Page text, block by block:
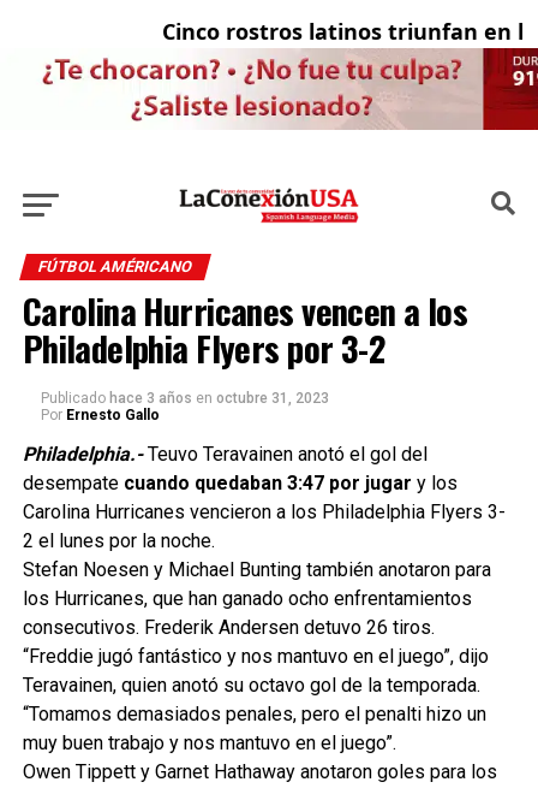
Cinco rostros latinos triunfan en la
FÚTBOL AMÉRICANO
Carolina Hurricanes vencen a los
Philadelphia Flyers por 3-2
Publicado hace 3 años en octubre 31, 2023
Por Ernesto Gallo
Philadelphia.-Teuvo Teravainen anotó el gol del
desempate cuando quedaban 3:47 por jugar y los
Carolina Hurricanes vencieron a los Philadelphia Flyers 3-
2 el lunes por la noche.
Stefan Noesen y Michael Bunting también anotaron para
los Hurricanes, que han ganado ocho enfrentamientos
consecutivos. Frederik Andersen detuvo 26 tiros.
“Freddie jugó fantástico y nos mantuvo en el juego”, dijo
Teravainen, quien anotó su octavo gol de la temporada.
“Tomamos demasiados penales, pero el penalti hizo un
muy buen trabajo y nos mantuvo en el juego”.
Owen Tippett y Garnet Hathaway anotaron goles para los